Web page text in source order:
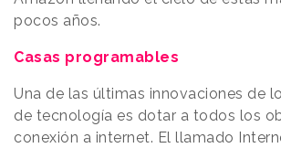
pocos años.
Casas programables
Una de las últimas innovaciones de
de tecnología es dotar a todos los
conexión a internet. El llamado